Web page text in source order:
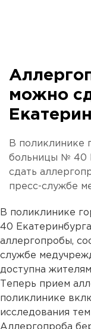
можно
В поликлинике
больницы № 40
сдать
пресс-службе
В поликлинике
40
аллергопробы,
службе
доступна
Теперь прием
поликлинике
исследования
Аллергопроба